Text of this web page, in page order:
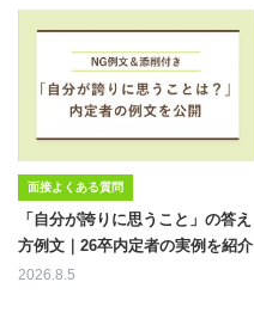
面接よくある質問
「自分が誇りに思うこと」の答え
方例文｜26卒内定者の実例を紹介
2026.8.5